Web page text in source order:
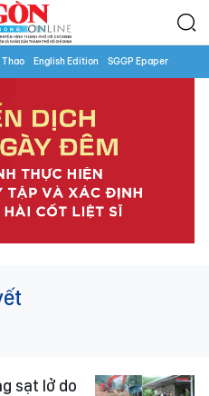
Thao English Edition SGGP Epaper
sạt lở do